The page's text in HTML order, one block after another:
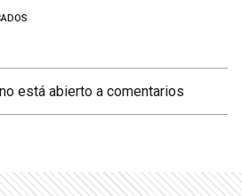
está abierto a comentarios